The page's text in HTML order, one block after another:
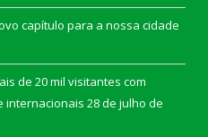
capítulo para a nossa cidade
de 20 mil visitantes com
internacionais 28 de julho de